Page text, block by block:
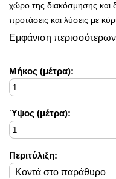
χώρο της διακόσμησης και
προτάσεις και λύσεις με
ασύγκριτο design,
φρέσκες ιδέες
απαιτητικούς!
Στο Decorama Home
ασύγκριτο στυλ στο
με τον πιο όμορφο τρόπο!
Εμφάνιση περισσότερων
Mήκος (μέτρα):
Ύψος (μέτρα):
Περιτύλιξη: